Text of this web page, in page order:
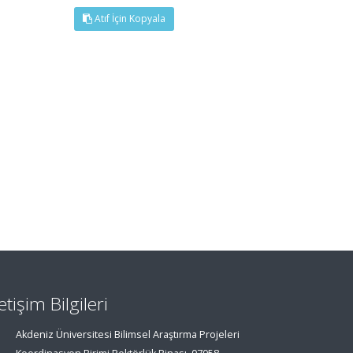
Atıf İçin Kopyala
Bilgileri
Akdeniz Üniversitesi Bilimsel Araştırma Projeleri